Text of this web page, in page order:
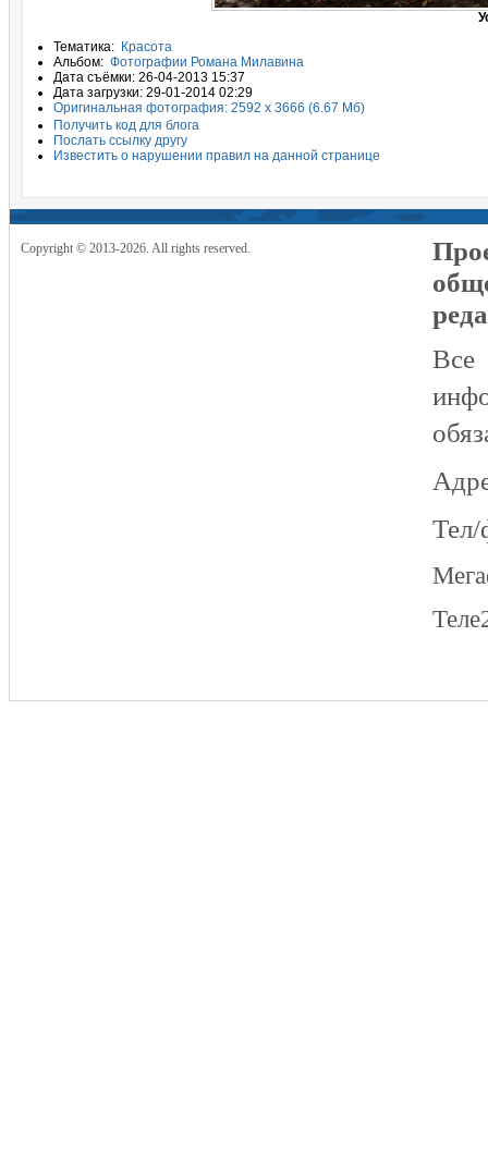
Тематика: Красота
Альбом: Фотографии Романа Милавина
Дата съёмки: 26-04-2013 15:37
Дата загрузки: 29-01-2014 02:29
Оригинальная фотография: 2592 x 3666 (6.67 Мб)
Получить код для блога
Послать ссылку другу
Известить о нарушении правил на данной странице
Copyright © 2013-2026. All rights reserved.